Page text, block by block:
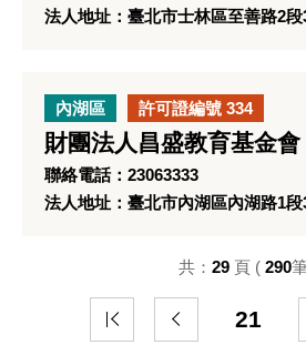
法人地址：臺北市士林區至善路2段
內湖區 許可證編號 334
財團法人昌盛教育基金會
聯絡電話：23063333
法人地址：臺北市內湖區內湖路1
21
共： 29 頁 ( 290